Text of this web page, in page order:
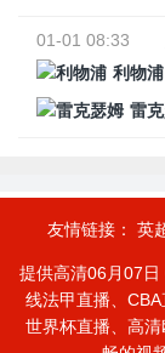
01-01 08:33
利物浦
雷
友情链接： 英
提供高清06月07
线法甲直播、
世界杯直播、高